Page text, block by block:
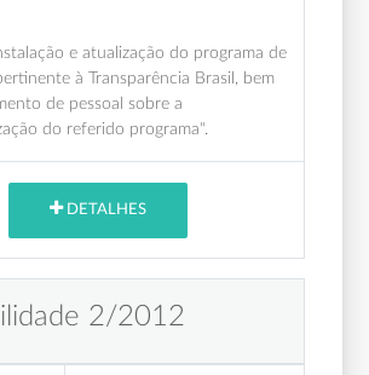
e atualização do programa de
à Transparência Brasil, bem
de pessoal sobre a
do referido programa".
DETALHES
2/2012